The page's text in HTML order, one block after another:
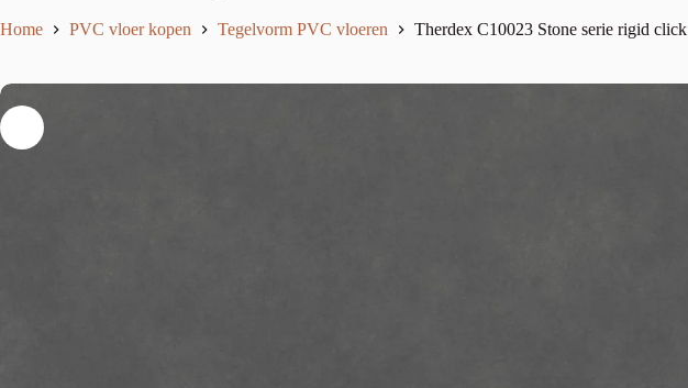
Home PVC vloer kopen Tegelvorm PVC vloeren Therdex C10023 Stone serie rigid click